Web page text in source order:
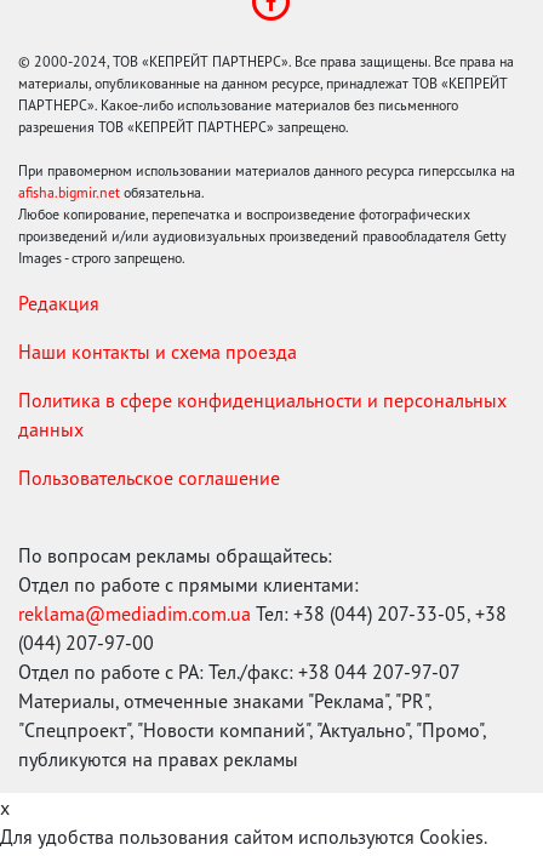
© 2000-2024, ТОВ «КЕПРЕЙТ ПАРТНЕРС». Все права защищены. Все права на
материалы, опубликованные на данном ресурсе, принадлежат ТОВ «КЕПРЕЙТ
ПАРТНЕРС». Какое-либо использование материалов без письменного
разрешения ТОВ «КЕПРЕЙТ ПАРТНЕРС» запрещено.
При правомерном использовании материалов данного ресурса гиперссылка на
afisha.bigmir.net обязательна.
Любое копирование, перепечатка и воспроизведение фотографических
произведений и/или аудиовизуальных произведений правообладателя Getty
Images - строго запрещено.
Редакция
Наши контакты и схема проезда
Политика в сфере конфиденциальности и персональных
данных
Пользовательское соглашение
По вопросам рекламы обращайтесь:
Отдел по работе с прямыми клиентами:
reklama@mediadim.com.ua Тел: +38 (044) 207-33-05, +38
(044) 207-97-00
Отдел по работе с РА: Тел./факс: +38 044 207-97-07
Материалы, отмеченные знаками "Реклама", "PR",
"Спецпроект", "Новости компаний", "Актуально", "Промо",
публикуются на правах рекламы
x
Для удобства пользования сайтом используются Cookies.